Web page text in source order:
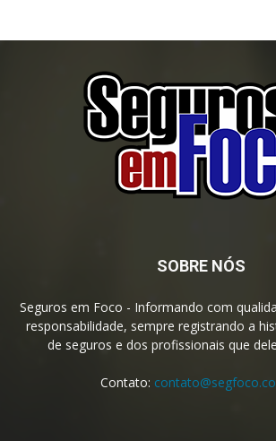
SOBRE NÓS
Seguros em Foco - Informando com
responsabilidade, sempre registrando a
de seguros e dos profissionais que
Contato: